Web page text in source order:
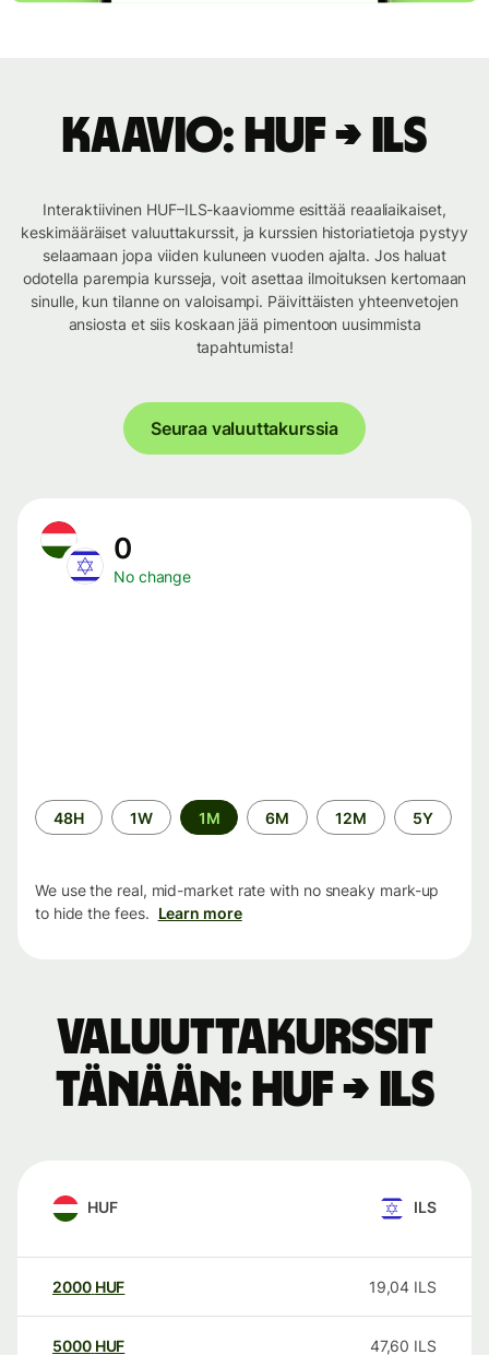
Kaavio: HUF → ILS
Interaktiivinen HUF–ILS-kaaviomme esittää reaaliaikaiset,
keskimääräiset valuuttakurssit, ja kurssien historiatietoja pystyy
selaamaan jopa viiden kuluneen vuoden ajalta. Jos haluat
odotella parempia kursseja, voit asettaa ilmoituksen kertomaan
sinulle, kun tilanne on valoisampi. Päivittäisten yhteenvetojen
ansiosta et siis koskaan jää pimentoon uusimmista
tapahtumista!
Seuraa valuuttakurssia
0
No change
Time
period
48H 1W 1M 6M 12M 5Y
We use the real, mid-market rate with no sneaky mark-up
to hide the fees. Learn more
Valuuttakurssit
tänään: HUF → ILS
HUF ILS
2000 HUF 19,04 ILS
5000 HUF 47,60 ILS